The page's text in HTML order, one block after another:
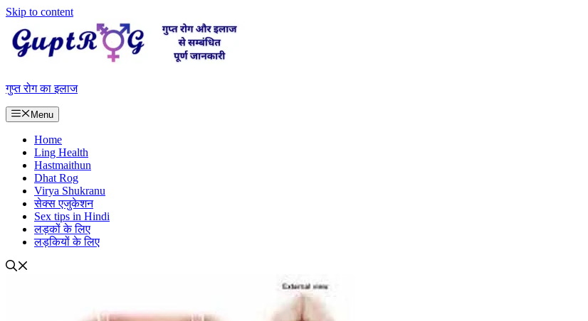
Skip to content
गुप्त रोग का इलाज
Menu
Home
Ling Health
Hastmaithun
Dhat Rog
Virya Shukranu
सेक्स एजुकेशन
Sex tips in Hindi
लड़कों के लिए
लड़कियों के लिए